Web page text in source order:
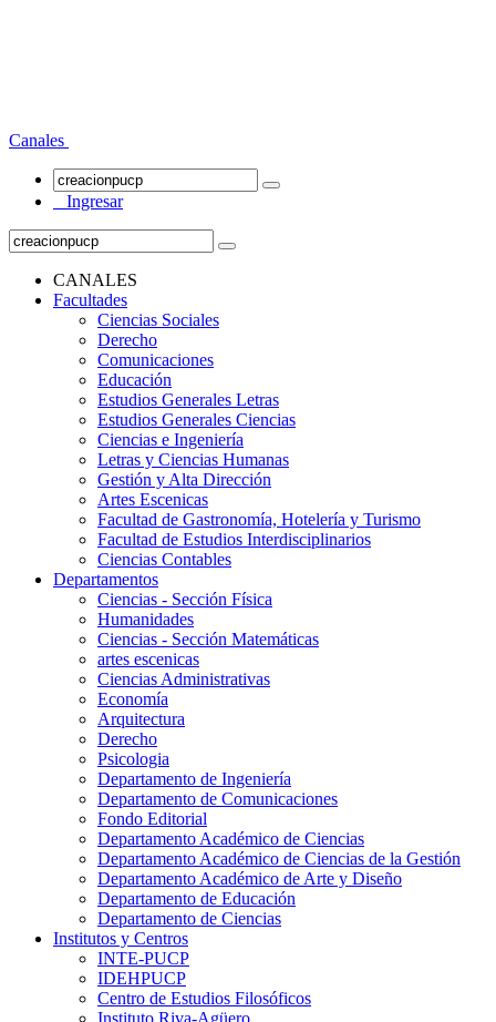
Canales
Ingresar
CANALES
Facultades
Ciencias Sociales
Derecho
Comunicaciones
Educación
Estudios Generales Letras
Estudios Generales Ciencias
Ciencias e Ingeniería
Letras y Ciencias Humanas
Gestión y Alta Dirección
Artes Escenicas
Facultad de Gastronomía, Hotelería y Turismo
Facultad de Estudios Interdisciplinarios
Ciencias Contables
Departamentos
Ciencias - Sección Física
Humanidades
Ciencias - Sección Matemáticas
artes escenicas
Ciencias Administrativas
Economía
Arquitectura
Derecho
Psicologia
Departamento de Ingeniería
Departamento de Comunicaciones
Fondo Editorial
Departamento Académico de Ciencias
Departamento Académico de Ciencias de la Gestión
Departamento Académico de Arte y Diseño
Departamento de Educación
Departamento de Ciencias
Institutos y Centros
INTE-PUCP
IDEHPUCP
Centro de Estudios Filosóficos
Instituto Riva-Agüero